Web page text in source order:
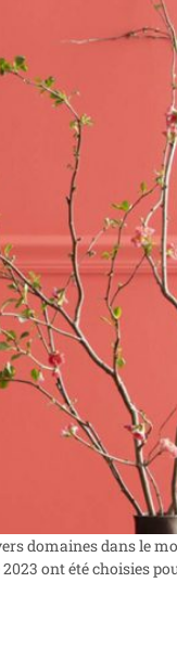
domaines dans le
ont été choisies